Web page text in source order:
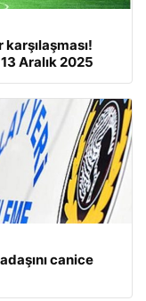
Aralık 2025
canice